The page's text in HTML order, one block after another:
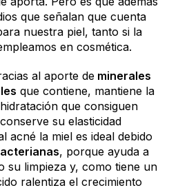
que señalan que cuenta
nuestra piel, tanto si la
en cosmética.
al aporte de minerales
que contiene, mantiene la
que consiguen
su elasticidad
acné la miel es ideal debido
, porque ayuda a
su limpieza y, como tiene un
ralentiza el crecimiento